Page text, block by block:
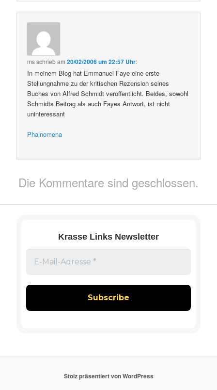
msschriebam20/02/2006 um 22:57 Uhr:
In meinem Blog hat Emmanuel Faye eine erste
Stellungnahme zu der kritischen Rezension seines
Buches von Alfred Schmidt veröffentlicht. Beides, sowohl
Schmidts Beitrag als auch Fayes Antwort, ist nicht
uninteressant
Phainomena
Die Kommentare sind geschlossen.
Krasse Links Newsletter
Stolz präsentiert von WordPress